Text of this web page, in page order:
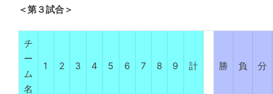
＜第３試合＞
チ
ー
ム
名
1 2 3 4 5 6 7 8 9 計 勝 負 分